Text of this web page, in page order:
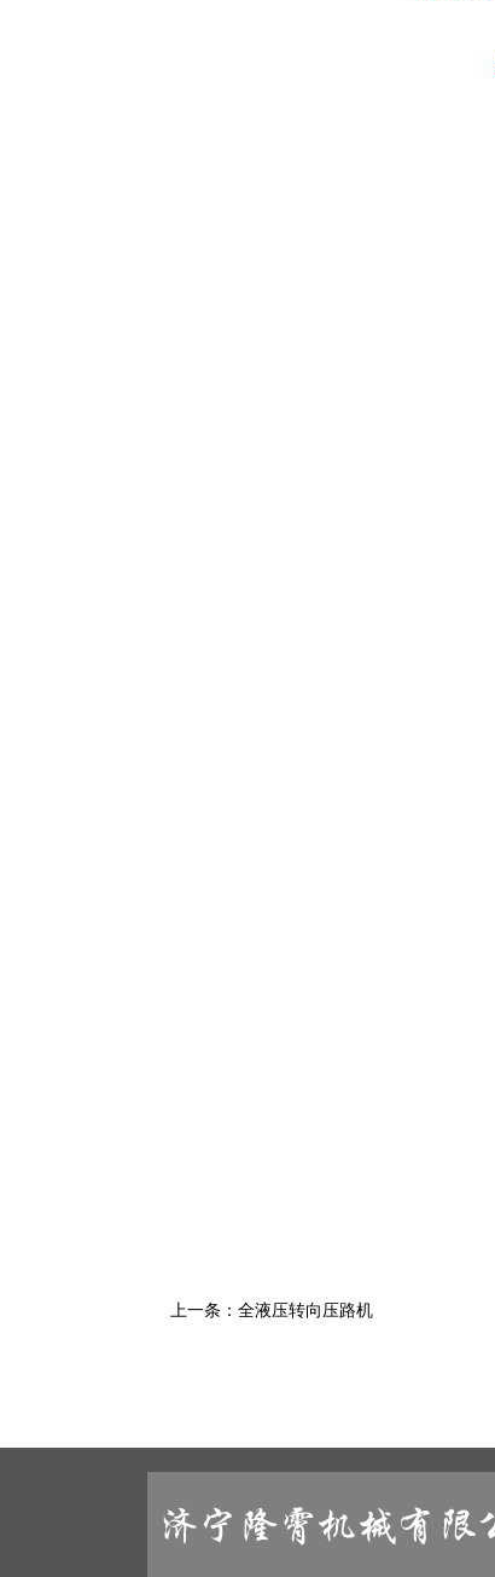
上一条： 全液压转向压路机